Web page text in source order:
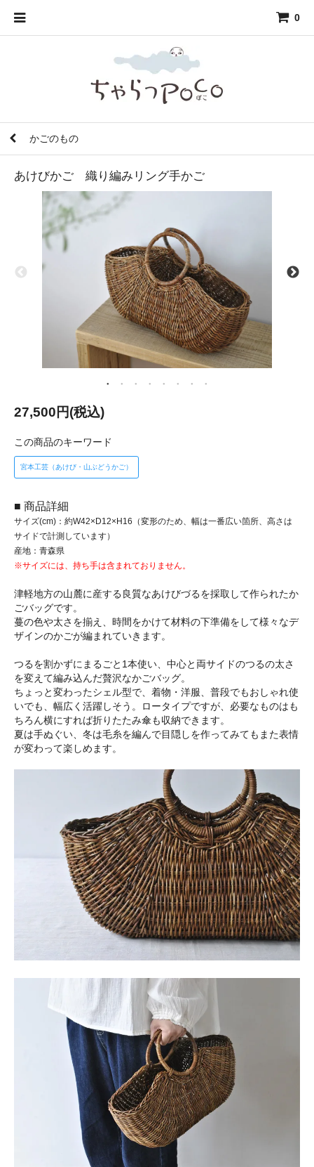
0
かごのもの
あけびかご 織り編みリング手かご
27,500円(税込)
この商品のキーワード
宮本工芸（あけび・山ぶどうかご）
■ 商品詳細
サイズ(cm)：約W42×D12×H16（変形のため、幅は一番広い箇所、高さは
サイドで計測しています）
産地：青森県
※サイズには、持ち手は含まれておりません。
津軽地方の山麓に産する良質なあけびづるを採取して作られたか
ごバッグです。
蔓の色や太さを揃え、時間をかけて材料の下準備をして様々なデ
ザインのかごが編まれていきます。
つるを割かずにまるごと1本使い、中心と両サイドのつるの太さ
を変えて編み込んだ贅沢なかごバッグ。
ちょっと変わったシェル型で、着物・洋服、普段でもおしゃれ使
いでも、幅広く活躍しそう。ロータイプですが、必要なものはも
ちろん横にすれば折りたたみ傘も収納できます。
夏は手ぬぐい、冬は毛糸を編んで目隠しを作ってみてもまた表情
が変わって楽しめます。